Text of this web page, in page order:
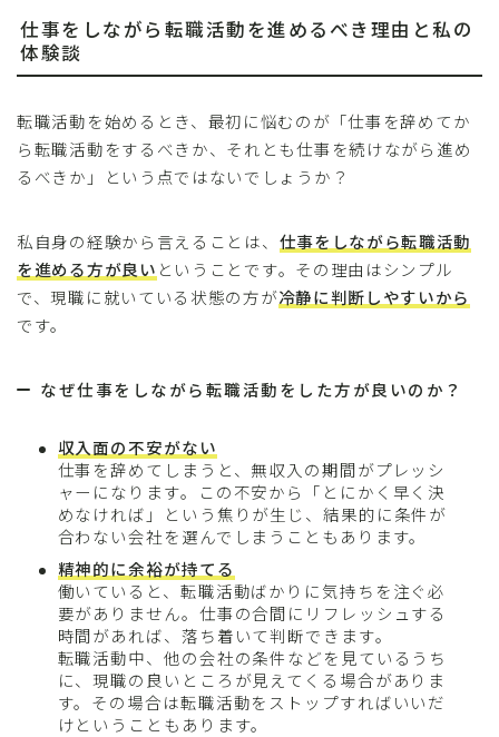
仕事をしながら転職活動を進めるべき理由と私の
体験談
転職活動を始めるとき、最初に悩むのが「仕事を辞めてか
ら転職活動をするべきか、それとも仕事を続けながら進め
るべきか」という点ではないでしょうか？
私自身の経験から言えることは、 仕事をしながら転職活動
を進める方が良い ということです。その理由はシンプル
で、現職に就いている状態の方が冷静に判断しやすいから
です。
なぜ仕事をしながら転職活動をした方が良いのか？
収入面の不安がない
仕事を辞めてしまうと、無収入の期間がプレッシ
ャーになります。この不安から「とにかく早く決
めなければ」という焦りが生じ、結果的に条件が
合わない会社を選んでしまうこともあります。
精神的に余裕が持てる
働いていると、転職活動ばかりに気持ちを注ぐ必
要がありません。仕事の合間にリフレッシュする
時間があれば、落ち着いて判断できます。
転職活動中、他の会社の条件などを見ているうち
に、現職の良いところが見えてくる場合がありま
す。その場合は転職活動をストップすればいいだ
けということもあります。